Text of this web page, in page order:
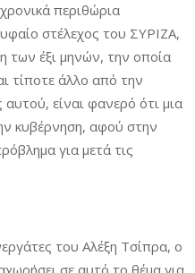
περιθώρια
στέλεχος του ΣΥΡΙΖΑ,
των έξι μηνών, την οποία
τίποτε άλλο από την
είναι φανερό ότι μια
κυβέρνηση, αφού στην
για μετά τις
του Αλέξη Τσίπρα, ο
σε αυτό το θέμα για